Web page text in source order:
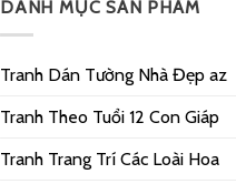
DANH MỤC SẢN PHẨM
Tranh Dán Tường Nhà Đẹp az
Tranh Theo Tuổi 12 Con Giáp
Tranh Trang Trí Các Loài Hoa